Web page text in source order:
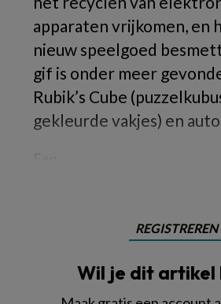
apparaten vrijkomen, en
nieuw speelgoed
gif is onder meer
Rubik’s Cube
gekleurde vakjes) en
REGISTREREN
Wil je dit artikel